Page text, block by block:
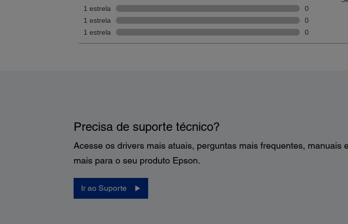
Precisa de suporte técnico?
Acesse os drivers mais atuais, perguntas mais frequentes, manuais
mais para o seu produto Epson.
Ir ao Suporte